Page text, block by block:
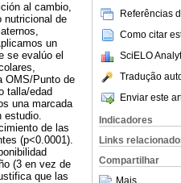
Referências
Como citar
SciELO
Tradução
Enviar este
Indicadores
Links
Compartilhar
al cambio,
nutricional de
un
se evalúo el
OMS/Punto de
talla/edad
una marcada
estudio.
de las
(p<0.0001).
(3 en vez de
que las